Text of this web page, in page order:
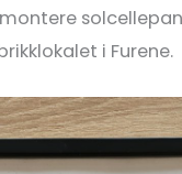
i Furene.